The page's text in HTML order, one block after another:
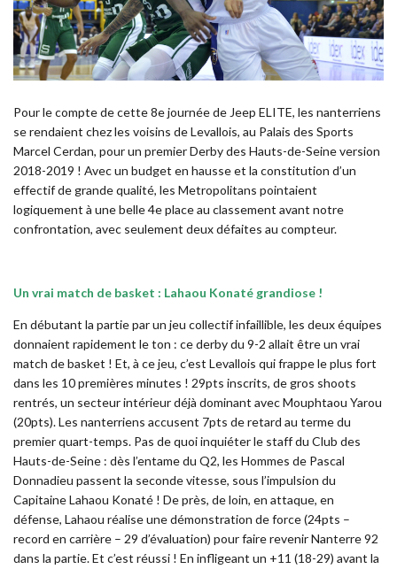
Pour le compte de cette 8e journée de Jeep ELITE, les nanterriens
se rendaient chez les voisins de Levallois, au Palais des Sports
Marcel Cerdan, pour un premier Derby des Hauts-de-Seine version
2018-2019 ! Avec un budget en hausse et la constitution d’un
effectif de grande qualité, les Metropolitans pointaient
logiquement à une belle 4e place au classement avant notre
confrontation, avec seulement deux défaites au compteur.
Un vrai match de basket : Lahaou Konaté grandiose !
En débutant la partie par un jeu collectif infaillible, les deux équipes
donnaient rapidement le ton : ce derby du 9-2 allait être un vrai
match de basket ! Et, à ce jeu, c’est Levallois qui frappe le plus fort
dans les 10 premières minutes ! 29pts inscrits, de gros shoots
rentrés, un secteur intérieur déjà dominant avec Mouphtaou Yarou
(20pts). Les nanterriens accusent 7pts de retard au terme du
premier quart-temps. Pas de quoi inquiéter le staff du Club des
Hauts-de-Seine : dès l’entame du Q2, les Hommes de Pascal
Donnadieu passent la seconde vitesse, sous l’impulsion du
Capitaine Lahaou Konaté ! De près, de loin, en attaque, en
défense, Lahaou réalise une démonstration de force (24pts –
record en carrière – 29 d’évaluation) pour faire revenir Nanterre 92
dans la partie. Et c’est réussi ! En infligeant un +11 (18-29) avant la